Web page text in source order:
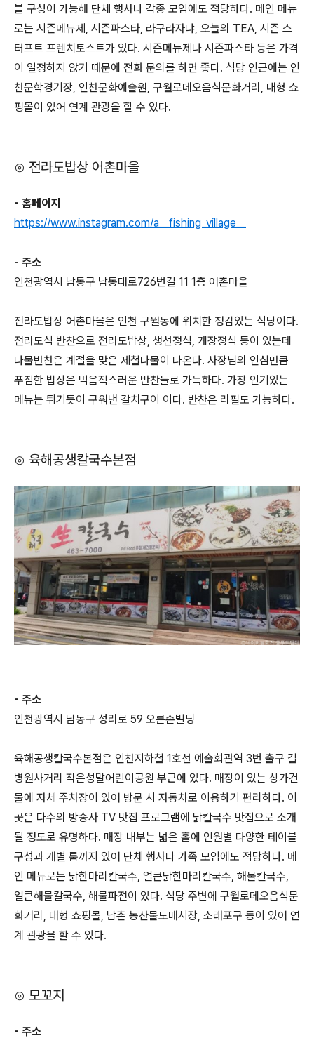
블 구성이 가능해 단체 행사나 각종 모임에도 적당하다. 메인 메뉴
로는 시즌메뉴제, 시즌파스타, 라구라자냐, 오늘의 TEA, 시즌 스
터프트 프렌치토스트가 있다. 시즌메뉴제나 시즌파스타 등은 가격
이 일정하지 않기 때문에 전화 문의를 하면 좋다. 식당 인근에는 인
천문학경기장, 인천문화예술원, 구월로데오음식문화거리, 대형 쇼
핑몰이 있어 연계 관광을 할 수 있다.
⊙ 전라도밥상 어촌마을
- 홈페이지
https://www.instagram.com/a__fishing_village__
- 주소
인천광역시 남동구 남동대로726번길 11 1층 어촌마을
전라도밥상 어촌마을은 인천 구월동에 위치한 정감있는 식당이다.
전라도식 반찬으로 전라도밥상, 생선정식, 게장정식 등이 있는데
나물반찬은 계절을 맞은 제철나물이 나온다. 사장님의 인심만큼
푸짐한 밥상은 먹음직스러운 반찬들로 가득하다. 가장 인기있는
메뉴는 튀기듯이 구워낸 갈치구이 이다. 반찬은 리필도 가능하다.
⊙ 육해공생칼국수본점
- 주소
인천광역시 남동구 성리로 59 오른손빌딩
육해공생칼국수본점은 인천지하철 1호선 예술회관역 3번 출구 길
병원사거리 작은성말어린이공원 부근에 있다. 매장이 있는 상가건
물에 자체 주차장이 있어 방문 시 자동차로 이용하기 편리하다. 이
곳은 다수의 방송사 TV 맛집 프로그램에 닭칼국수 맛집으로 소개
될 정도로 유명하다. 매장 내부는 넓은 홀에 인원별 다양한 테이블
구성과 개별 룸까지 있어 단체 행사나 가족 모임에도 적당하다. 메
인 메뉴로는 닭한마리칼국수, 얼큰닭한마리칼국수, 해물칼국수,
얼큰해물칼국수, 해물파전이 있다. 식당 주변에 구월로데오음식문
화거리, 대형 쇼핑몰, 남촌 농산물도매시장, 소래포구 등이 있어 연
계 관광을 할 수 있다.
⊙ 모꼬지
- 주소